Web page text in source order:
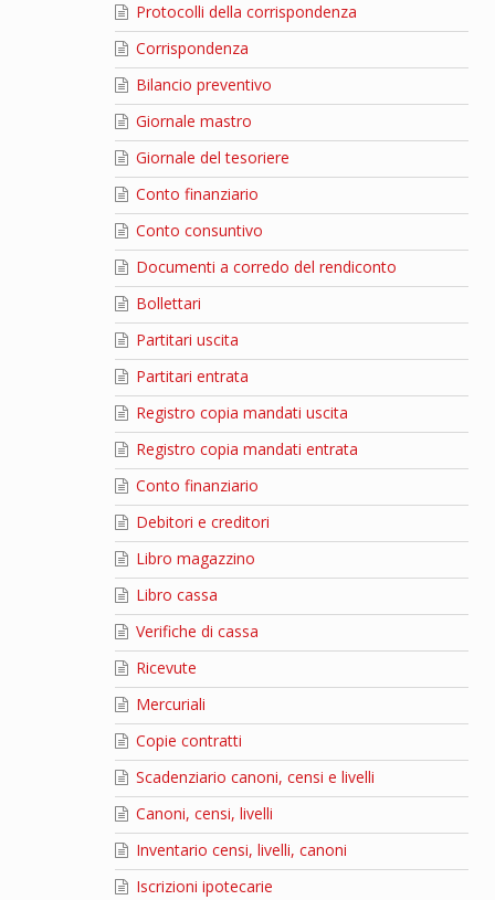
Protocolli della corrispondenza
Corrispondenza
Bilancio preventivo
Giornale mastro
Giornale del tesoriere
Conto finanziario
Conto consuntivo
Documenti a corredo del rendiconto
Bollettari
Partitari uscita
Partitari entrata
Registro copia mandati uscita
Registro copia mandati entrata
Conto finanziario
Debitori e creditori
Libro magazzino
Libro cassa
Verifiche di cassa
Ricevute
Mercuriali
Copie contratti
Scadenziario canoni, censi e livelli
Canoni, censi, livelli
Inventario censi, livelli, canoni
Iscrizioni ipotecarie